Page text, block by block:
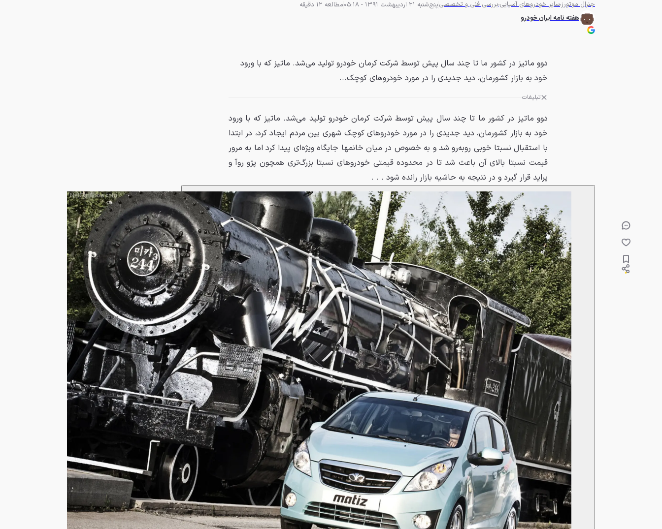
جنرال موتورزسایر خودروهای آسیاییبررسی فنی و تخصصیپنج‌شنبه 21 اردیبهشت 1391 - 05:18
مطالعه 12 دقیقه
هفته نامه ایران خودرو
دوو ماتيز در کشور ما تا چند سال پيش توسط شرکت کرمان خودرو توليد می‌شد. ماتيز که با ورود
خود به بازار کشورمان، ديد جديدی را در مورد خودروهای کوچک...
تبلیغات
دوو ماتيز در کشور ما تا چند سال پيش توسط شرکت کرمان خودرو توليد می‌شد. ماتيز که با ورود
خود به بازار کشورمان، ديد جديدی را در مورد خودروهای کوچک شهری بين مردم ايجاد کرد، در ابتدا
با استقبال نسبتا خوبی روبه‌رو شد و به خصوص در ميان خانمها جايگاه ويژه‌ای پيدا کرد اما به مرور
قيمت نسبتا بالای آن باعث شد تا در محدوده قيمتی خودروهای نسبتا بزرگ‌تری همچون پژو روآ و
پرايد قرار گيرد و در نتيجه به حاشيه بازار رانده شود . . .